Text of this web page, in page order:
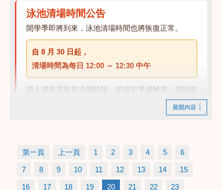
泳池清場時間公告
開學季即將到來，泳池清場時間也將恢復正常。
自 8 月 30 日 起，
清場時間為每日 12:00 ～ 12:30 中午
請入場民眾留意清場時段，並提前準備離場，感謝您
展開內容
第一頁 上一頁 1 2 3 4 5 6
7 8 9 10 11 12 13 14 15
16 17 18 19 20 21 22 23